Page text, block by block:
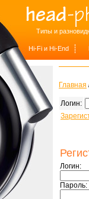
Типы и
Hi-Fi и Hi-End
Главная
Логин:
Логин:
Пароль: